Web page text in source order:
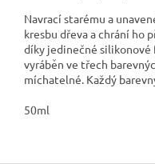
Navrací starému a
kresbu dřeva a chrání ho
díky jedinečné silikonové
vyráběn ve třech
míchatelné. Každý
50ml